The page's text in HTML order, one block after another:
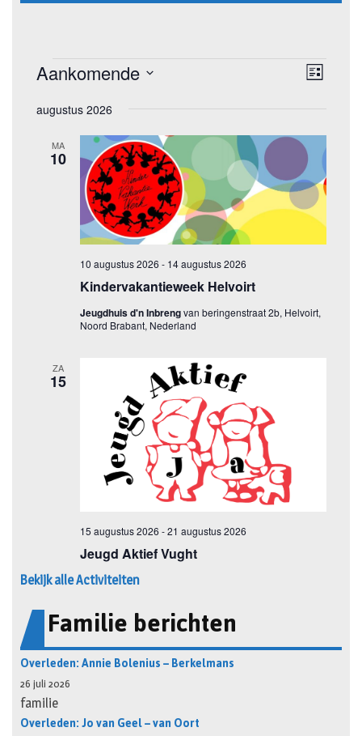
Bekijk alle Activiteiten
Familie berichten
Overleden: Annie Bolenius – Berkelmans
26 juli 2026
familie
Overleden: Jo van Geel – van Oort